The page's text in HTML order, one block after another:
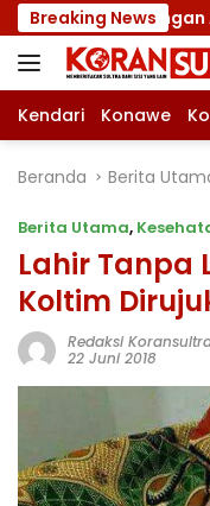
Langsung
ke
konten
Breaking News
dengan Atribut dan
Kendari Konawe
Beranda Berita
Berita Utama,
Lahir Tanpa
Koltim
Redaksi
22 Juni 2018